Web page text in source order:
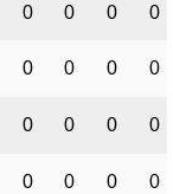
0 0 0 0
0 0 0 0
0 0 0 0
0 0 0 0